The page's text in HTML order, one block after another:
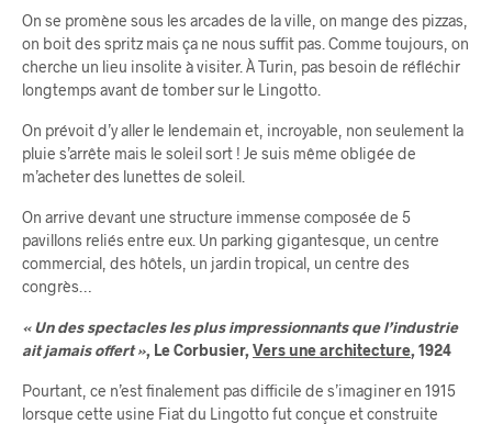
On se promène sous les arcades de la ville, on mange des pizzas,
on boit des spritz mais ça ne nous suffit pas. Comme toujours, on
cherche un lieu insolite à visiter. À Turin, pas besoin de réfléchir
longtemps avant de tomber sur le Lingotto.
On prévoit d’y aller le lendemain et, incroyable, non seulement la
pluie s’arrête mais le soleil sort ! Je suis même obligée de
m’acheter des lunettes de soleil.
On arrive devant une structure immense composée de 5
pavillons reliés entre eux. Un parking gigantesque, un centre
commercial, des hôtels, un jardin tropical, un centre des
congrès…
«Un des spectacles les plus impressionnants que l’industrie
ait jamais offert », Le Corbusier, Vers une architecture, 1924
Pourtant, ce n’est finalement pas difficile de s’imaginer en 1915
lorsque cette usine Fiat du Lingotto fut conçue et construite